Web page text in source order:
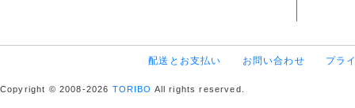
配送とお支払い お問い合わせ プラ
Copyright © 2008-2026 TORIBO All rights reserved.